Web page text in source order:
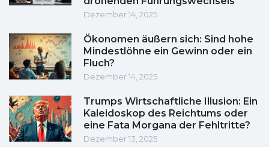
Dezember 14, 2025
Ökonomen äußern sich: Sind hohe
Mindestlöhne ein Gewinn oder ein
Fluch?
Dezember 14, 2025
Trumps Wirtschaftliche Illusion: Ein
Kaleidoskop des Reichtums oder
eine Fata Morgana der Fehltritte?
Dezember 13, 2025